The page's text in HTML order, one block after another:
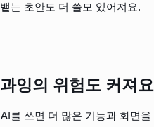
는 초안도 더 쓸모 있어져요.
잉의 위험도 커져요
를 쓰면 더 많은 기능과 화면